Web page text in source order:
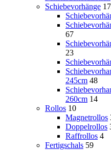
Schiebevorhänge
67
23
245cm 48
260cm 14
Rollos 10
Magnetrollos
Doppelrollos
Raffrollos 4
Fertigschals 59